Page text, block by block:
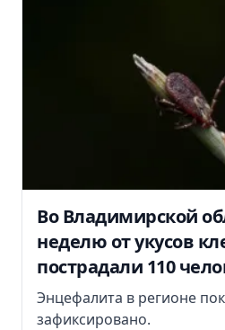
Во Владимирской
неделю от укусов
пострадали 110
Энцефалита в регионе
зафиксировано.